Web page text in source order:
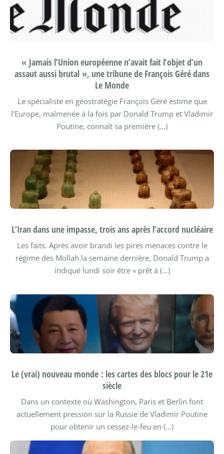
« Jamais l’Union européenne n’avait fait l’objet d’un
assaut aussi brutal », une tribune de François Géré dans
Le Monde
Le spécialiste en géostratégie François Géré estime que
l’Europe, malmenée à la fois par Donald Trump et Vladimir
Poutine, connaît sa première (…)
L’Iran dans une impasse, trois ans après l’accord nucléaire
Les faits. Après avoir brandi les pires menaces contre le
régime des Mollah la semaine dernière, Donald Trump a
indiqué lundi soir être « prêt à (…)
Le (vrai) nouveau monde : les cartes des blocs pour le 21e
siècle
Dans un contexte où Washington, Paris et Berlin font
actuellement pression sur la Russie de Vladimir Poutine
pour obtenir un cessez-le-feu en (…)